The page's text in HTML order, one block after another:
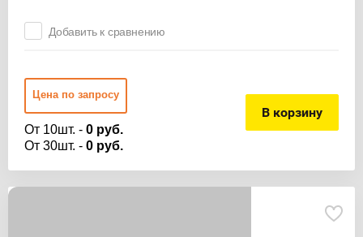
Добавить к сравнению
Цена по запросу
От 10шт. - 0 руб.
От 30шт. - 0 руб.
В корзину